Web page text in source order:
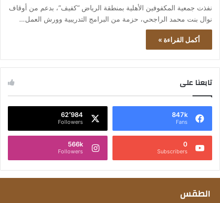
نفذت جمعية المكفوفين الأهلية بمنطقة الرياض “كفيف”، بدعم من أوقاف
نوال بنت محمد الراجحي، حزمة من البرامج التدريبية وورش العمل…
أكمل القراءة »
تابعنا على
847k
Fans
62٬984
Followers
0
Subscribers
566k
Followers
الطقس